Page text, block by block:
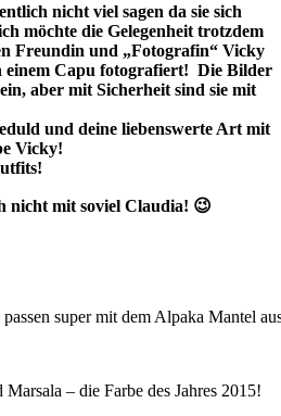
nicht viel sagen da sie sich
möchte die Gelegenheit trotzdem
Freundin und „Fotografin“ Vicky
einem Capu fotografiert! Die Bilder
aber mit Sicherheit sind sie mit
und deine liebenswerte Art mit
Vicky!
nicht mit soviel Claudia! 😉
super mit dem Alpaka Mantel
– die Farbe des Jahres 2015!